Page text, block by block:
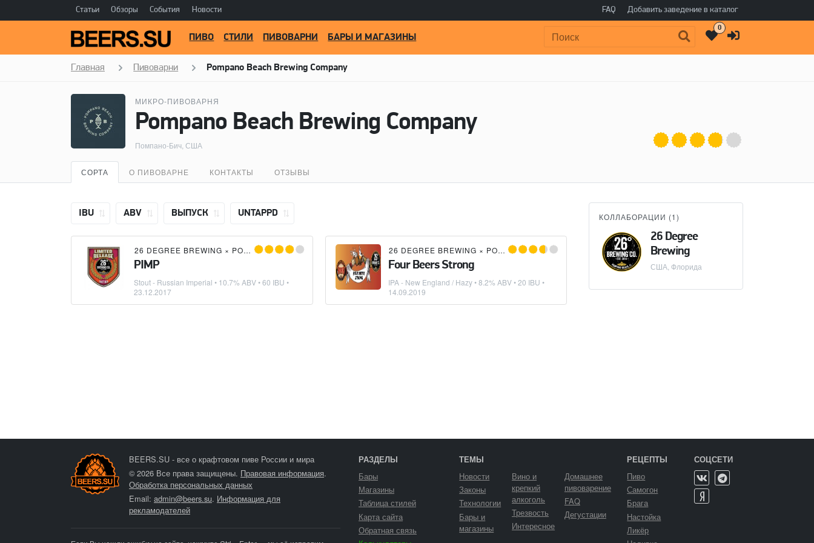
Статьи Обзоры События Новости FAQ Добавить заведение в каталог
Поиск:
ПИВО СТИЛИ ПИВОВАРНИ БАРЫ И МАГАЗИНЫ
0
Главная Пивоварни Pompano Beach Brewing Company
МИКРО-ПИВОВАРНЯ
Pompano Beach Brewing Company
Помпано-Бич, США
СОРТА О ПИВОВАРНЕ КОНТАКТЫ ОТЗЫВЫ
IBU ABV ВЫПУСК UNTAPPD
26 DEGREE BREWING × POMPANO BEACH BREWING COMPANY
PIMP
Stout - Russian Imperial • 10.7% ABV • 60 IBU •
23.12.2017
26 DEGREE BREWING × POMPANO BEACH BREWING COMPANY
Four Beers Strong
IPA - New England / Hazy• 8.2% ABV • 20 IBU •
14.09.2019
КОЛЛАБОРАЦИИ (1)
26 Degree
Brewing
США, Флорида
BEERS.SU - все о крафтовом пиве России и мира
© 2026 Все права защищены. Правовая информация.
Обработка персональных данных
Email: admin@beers.su. Информация для
рекламодателей
РАЗДЕЛЫ
Бары
Магазины
Таблица стилей
Карта сайта
Обратная связь
ТЕМЫ
Новости
Законы
Технологии
Бары и
магазины
Вино и
крепкий
алкоголь
Трезвость
Интересное
Домашнее
пивоварение
FAQ
Дегустации
РЕЦЕПТЫ
Пиво
Самогон
Брага
Настойка
Ликёр
СОЦСЕТИ